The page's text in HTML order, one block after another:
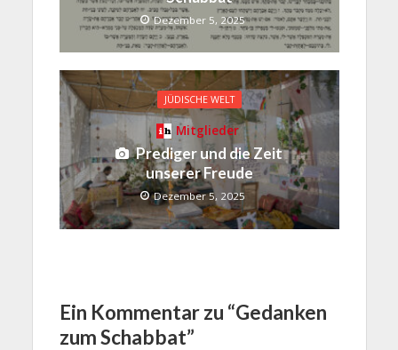
Dezember 5, 2025
JÜDISCHE WELT
Mitglieder
Prediger und die Zeit
unserer Freude
Dezember 5, 2025
Ein Kommentar zu “Gedanken
zum Schabbat”